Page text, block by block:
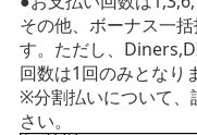
その他、ボーナス一
す。ただし、
回数は1回のみとなり
※分割払いについて、
さい。